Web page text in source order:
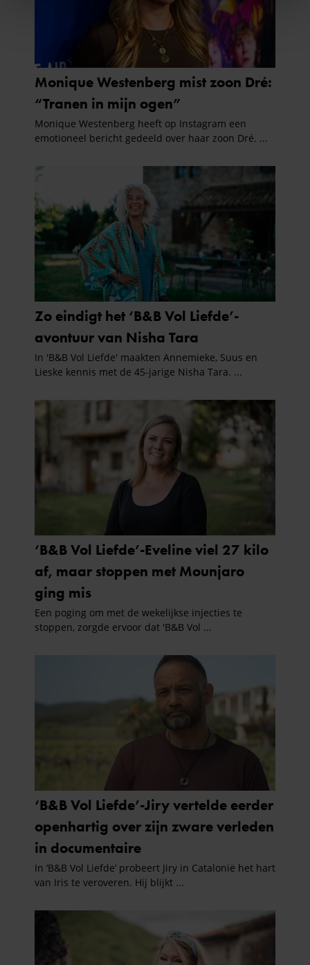
We gebruiken cookies om content en advertenties te
personaliseren, om functies voor social media te bieden
en om ons websiteverkeer te analyseren. Ook delen we
informatie over uw gebruik van onze site met onze
partners voor social media, adverteren en analyse. Deze
partners kunnen deze gegevens combineren met andere
informatie die u aan ze heeft verstrekt of die ze hebben
verzameld op basis van uw gebruik van hun services. U
gaat akkoord met onze cookies als u onze website blijft
gebruiken.